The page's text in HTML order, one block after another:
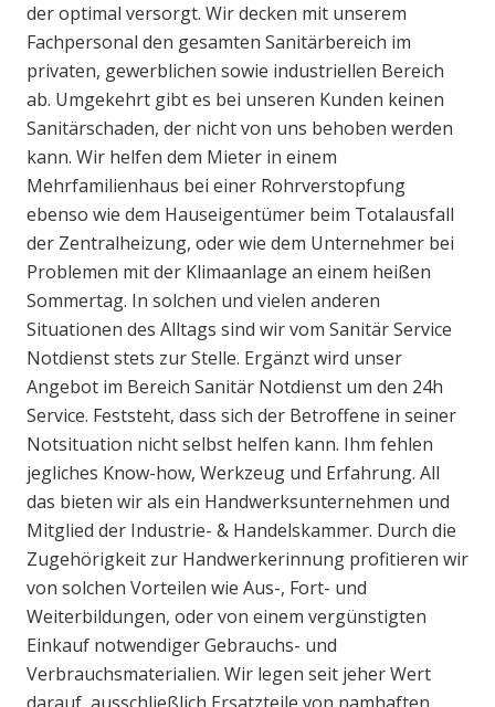
der optimal versorgt. Wir decken mit unserem
Fachpersonal den gesamten Sanitärbereich im
privaten, gewerblichen sowie industriellen Bereich
ab. Umgekehrt gibt es bei unseren Kunden keinen
Sanitärschaden, der nicht von uns behoben werden
kann. Wir helfen dem Mieter in einem
Mehrfamilienhaus bei einer Rohrverstopfung
ebenso wie dem Hauseigentümer beim Totalausfall
der Zentralheizung, oder wie dem Unternehmer bei
Problemen mit der Klimaanlage an einem heißen
Sommertag. In solchen und vielen anderen
Situationen des Alltags sind wir vom Sanitär Service
Notdienst stets zur Stelle. Ergänzt wird unser
Angebot im Bereich Sanitär Notdienst um den 24h
Service. Feststeht, dass sich der Betroffene in seiner
Notsituation nicht selbst helfen kann. Ihm fehlen
jegliches Know-how, Werkzeug und Erfahrung. All
das bieten wir als ein Handwerksunternehmen und
Mitglied der Industrie- & Handelskammer. Durch die
Zugehörigkeit zur Handwerkerinnung profitieren wir
von solchen Vorteilen wie Aus-, Fort- und
Weiterbildungen, oder von einem vergünstigten
Einkauf notwendiger Gebrauchs- und
Verbrauchsmaterialien. Wir legen seit jeher Wert